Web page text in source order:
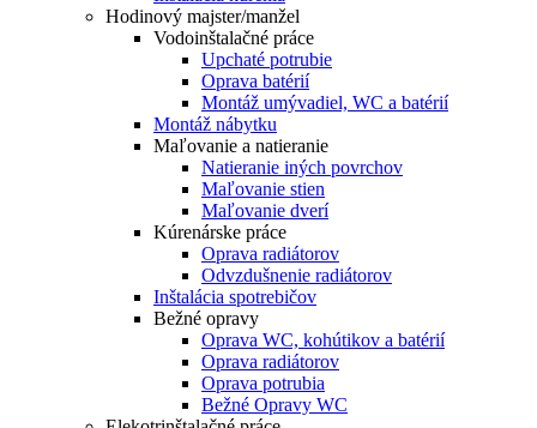
Hodinový majster/manžel
Vodoinštalačné práce
Upchaté potrubie
Oprava batérií
Montáž umývadiel, WC a batérií
Montáž nábytku
Maľovanie a natieranie
Natieranie iných povrchov
Maľovanie stien
Maľovanie dverí
Kúrenárske práce
Oprava radiátorov
Odvzdušnenie radiátorov
Inštalácia spotrebičov
Bežné opravy
Oprava WC, kohútikov a batérií
Oprava radiátorov
Oprava potrubia
Bežné Opravy WC